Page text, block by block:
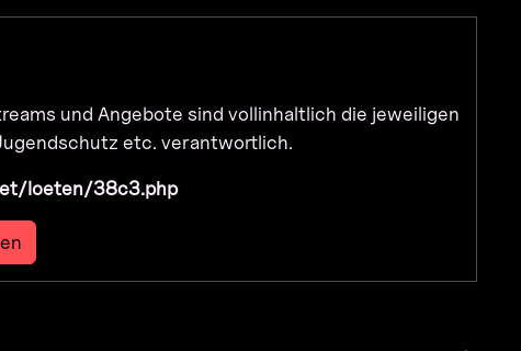
und Angebote sind vollinhaltlich die jeweiligen
etc. verantwortlich.
loeten/38c3.php